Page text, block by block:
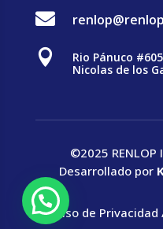


Rio Pánuco
Nicolas de los
©2025
Desarrollado por
Aviso de Privacidad